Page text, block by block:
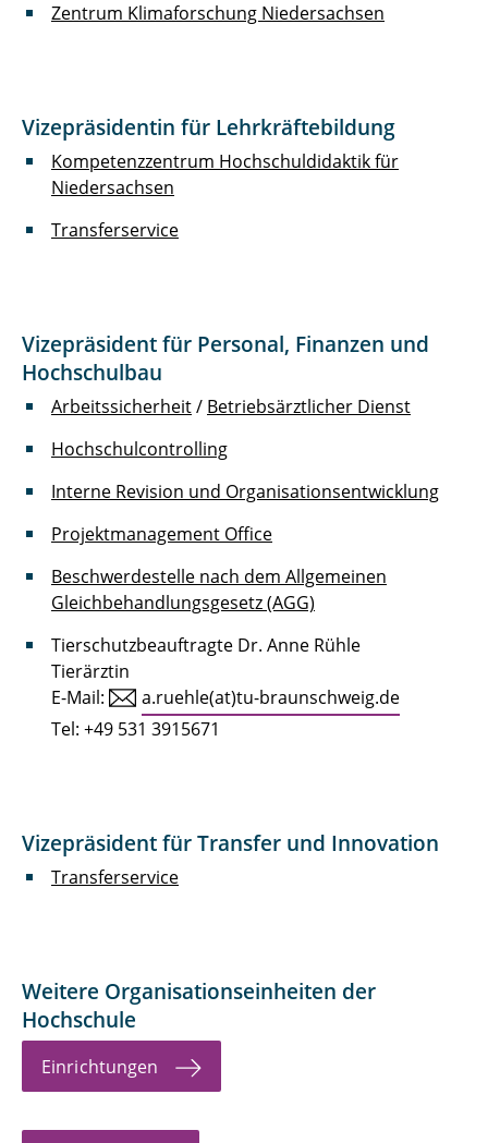
Zentrum Klimaforschung Niedersachsen
Vizepräsidentin für Lehrkräftebildung
Kompetenzzentrum Hochschuldidaktik für
Niedersachsen
Transferservice
Vizepräsident für Personal, Finanzen und
Hochschulbau
Arbeitssicherheit/ Betriebsärztlicher Dienst
Hochschulcontrolling
Interne Revision und Organisationsentwicklung
Projektmanagement Office
Beschwerdestelle nach dem Allgemeinen
Gleichbehandlungsgesetz (AGG)
Tierschutzbeauftragte Dr. Anne Rühle
Tierärztin
E-Mail:
a.ruehle(at)tu-braunschweig.de
Tel: +49 531 3915671
Vizepräsident für Transfer und Innovation
Transferservice
Weitere Organisationseinheiten der
Hochschule
Einrichtungen